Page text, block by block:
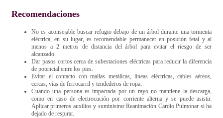
Recomendaciones
No es aconsejable buscar refugio debajo de un árbol durante una tormenta
eléctrica, en su lugar, es recomendable permanecer en posición fetal y al
menos a 2 metros de distancia del árbol para evitar el riesgo de ser
alcanzado.
Dar pasos cortos cerca de subestaciones eléctricas para reducir la diferencia
de potencial entre los pies.
Evitar el contacto con mallas metálicas, líneas eléctricas, cables aéreos,
cercas, vías de ferrocarril y tendederos de ropa.
Cuando una persona es impactada por un rayo no mantiene la descarga,
como en caso de electrocución por corriente alterna y se puede asistir.
Aplicar primeros auxilios y suministrar Reanimación Cardio Pulmonar si ha
dejado de respirar.